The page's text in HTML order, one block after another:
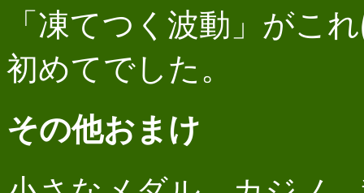
「凍てつく波動」がこ
初めてでした。
その他おまけ